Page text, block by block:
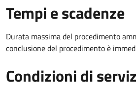
Tempi e scadenze
Durata massima del procedimento
conclusione del procedimento è
Condizioni di